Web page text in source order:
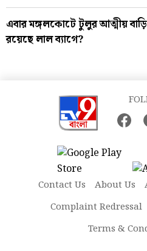
এবার মঙ্গলকোটে টুলুর আত্মীয়
রয়েছে লাল ব্যাগে?
Contact Us About Us
Complaint Redressal
Terms &